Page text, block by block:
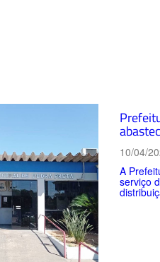
10/04/
A
serviço